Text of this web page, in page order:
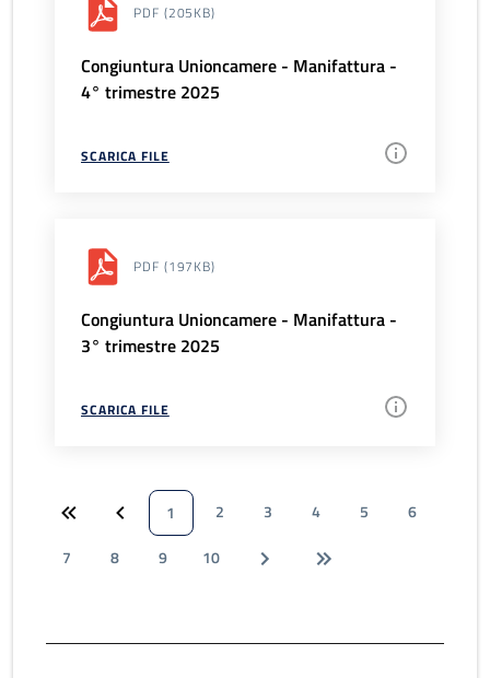
PDF (205KB)
Congiuntura Unioncamere - Manifattura -
4° trimestre 2025
SCARICA FILE
PDF (197KB)
Congiuntura Unioncamere - Manifattura -
3° trimestre 2025
SCARICA FILE
1 2 3 4 5
6
7
8 9 10